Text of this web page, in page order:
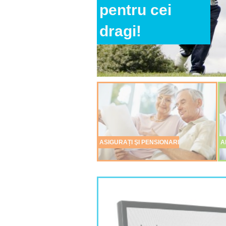
pentru tine!
pentru cei
dragi!
viitorul din
timp!
ASIGURAȚI ŞI PENSIONARI